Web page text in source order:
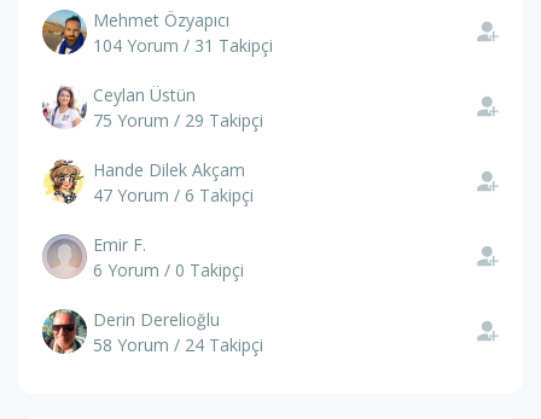
Mehmet Özyapıcı
104 Yorum / 31 Takipçi
Ceylan Üstün
75 Yorum / 29 Takipçi
Hande Dilek Akçam
47 Yorum / 6 Takipçi
Emir F.
6 Yorum / 0 Takipçi
Derin Derelioğlu
58 Yorum / 24 Takipçi